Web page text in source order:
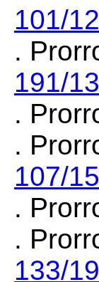
101/
.
191/13
.
.
107/15
.
.
133/19